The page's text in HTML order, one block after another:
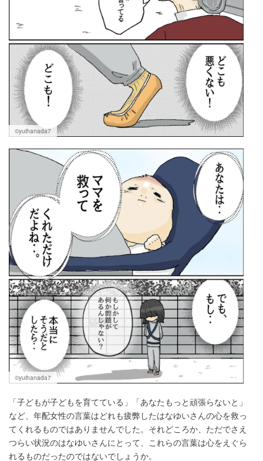
©yuihanada7
©yuihanada7
「子どもが子どもを育てている」「あなたもっと頑張らないと」
など、年配女性の言葉はどれも疲弊したはなゆいさんの心を救っ
てくれるものではありませんでした。それどころか、ただでさえ
つらい状況のはなゆいさんにとって、これらの言葉は心をえぐら
れるものだったのではないでしょうか。